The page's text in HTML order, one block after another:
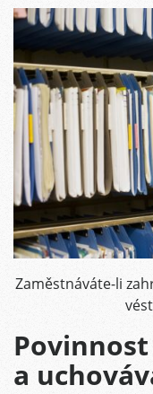
Zaměstnáváte-li
a